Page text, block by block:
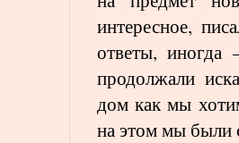
интересное,
ответы,
продолжали
дом как мы
на этом мы были